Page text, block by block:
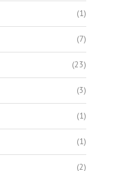
(1)
(7)
(23)
(3)
(1)
(1)
(2)